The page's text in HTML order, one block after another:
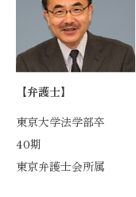
【弁護士】
東京大学法学部卒
40期
東京弁護士会所属